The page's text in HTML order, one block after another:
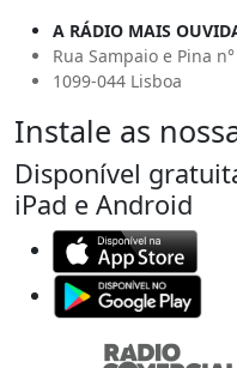
A RÁDIO MAIS
Rua Sampaio e Pina
1099-044 Lisboa
Instale as
Disponível
iPad e Android